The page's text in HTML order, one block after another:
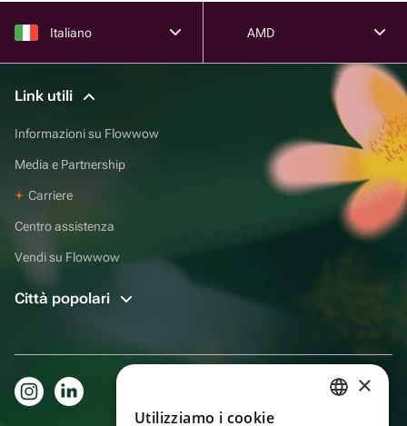
Italiano AMD
Link utili
Informazioni su Flowwow
Media e Partnership
Carriere
Centro assistenza
Vendi su Flowwow
Città popolari
×
Utilizziamo i cookie